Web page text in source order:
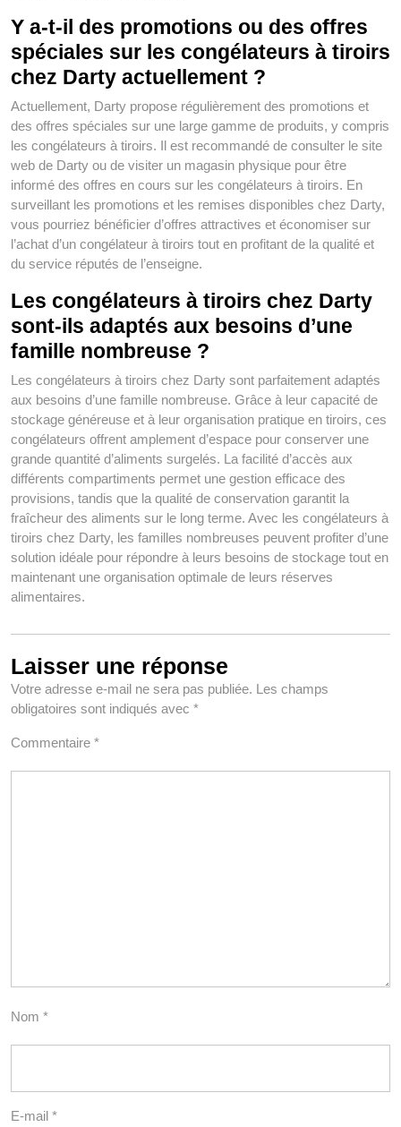
Y a-t-il des promotions ou des offres
spéciales sur les congélateurs à tiroirs
chez Darty actuellement ?
Actuellement, Darty propose régulièrement des promotions et
des offres spéciales sur une large gamme de produits, y compris
les congélateurs à tiroirs. Il est recommandé de consulter le site
web de Darty ou de visiter un magasin physique pour être
informé des offres en cours sur les congélateurs à tiroirs. En
surveillant les promotions et les remises disponibles chez Darty,
vous pourriez bénéficier d’offres attractives et économiser sur
l’achat d’un congélateur à tiroirs tout en profitant de la qualité et
du service réputés de l’enseigne.
Les congélateurs à tiroirs chez Darty
sont-ils adaptés aux besoins d’une
famille nombreuse ?
Les congélateurs à tiroirs chez Darty sont parfaitement adaptés
aux besoins d’une famille nombreuse. Grâce à leur capacité de
stockage généreuse et à leur organisation pratique en tiroirs, ces
congélateurs offrent amplement d’espace pour conserver une
grande quantité d’aliments surgelés. La facilité d’accès aux
différents compartiments permet une gestion efficace des
provisions, tandis que la qualité de conservation garantit la
fraîcheur des aliments sur le long terme. Avec les congélateurs à
tiroirs chez Darty, les familles nombreuses peuvent profiter d’une
solution idéale pour répondre à leurs besoins de stockage tout en
maintenant une organisation optimale de leurs réserves
alimentaires.
Laisser une réponse
Votre adresse e-mail ne sera pas publiée. Les champs
obligatoires sont indiqués avec *
Commentaire *
Nom *
E-mail *